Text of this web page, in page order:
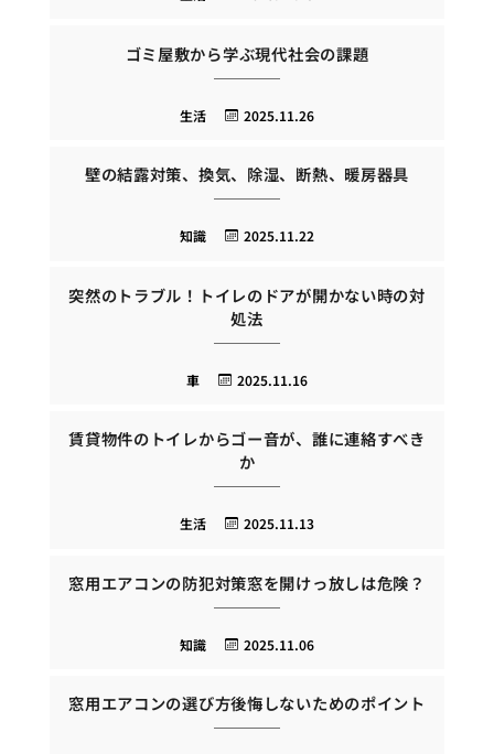
ゴミ屋敷から学ぶ現代社会の課題
2025.11.26
生活
壁の結露対策、換気、除湿、断熱、暖房器具
2025.11.22
知識
突然のトラブル！トイレのドアが開かない時の対
処法
2025.11.16
車
賃貸物件のトイレからゴー音が、誰に連絡すべき
か
2025.11.13
生活
窓用エアコンの防犯対策窓を開けっ放しは危険？
2025.11.06
知識
窓用エアコンの選び方後悔しないためのポイント